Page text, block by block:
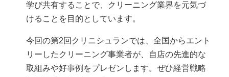
学び共有することで、クリーニング業界を元気づ
けることを目的としています。
今回の第2回クリニシュランでは、全国からエント
リーしたクリーニング事業者が、自店の先進的な
取組みや好事例をプレゼンします。ぜひ経営戦略